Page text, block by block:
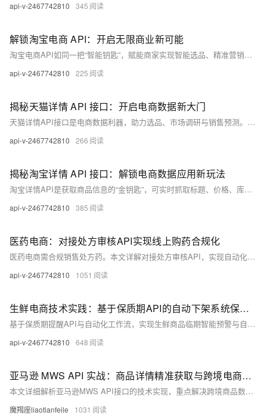
api-v-2467742810 345
解锁淘宝电商 API：开启无限商业新可能
淘宝电商API如同一把“智能钥匙”，赋能商家实现智能选品、精准营销、高效库存管理与深度数据分析。通过实时数据洞察市场趋势，优化运营决策，提升转化率与用户满意度，助力电商企业降本增效，抢占市场先机。
api-v-2467742810 225
揭秘天猫详情 API 接口：开启电商数据新大门
天猫详情API接口是电商数据利器，助力选品、市场调研与销售预测。通过获取商品价格、销量、评价等信息，提升决策效率，赋能企业精准运营，抢占市场先机。
api-v-2467742810 266
揭秘淘宝详情 API 接口：解锁电商数据应用新玩法
淘宝详情API是获取商品信息的“金钥匙”，可实时抓取标题、价格、库存等数据，广泛应用于电商分析、比价网站与智能选品。合法调用，助力精准营销与决策，推动电商高效发展。（238字）
api-v-2467742810 385
医药电商：对接处方审核API实现线上购药合规化
医药电商需合规销售处方药。本文详解对接处方审核API，实现自动化真实性验证、用药合理性审查与全程留痕，满足监管要求。提升审核效率至3秒内，错误率低于0.5%，降低人力成本40%。构建审核闭环，保障安全与体验双赢。（238字）
api-v-2467742810 1051
生鲜电商技术实践：基于保质期API的自动下架系统保障食品安全
基于保质期提醒API与自动化工作流，实现生鲜商品临期智能预警与自动下架。通过设定差异化预警阈值（如蔬菜2天、冷冻品7天），每日扫描数据库并触发下架指令，确保食品安全合规，降低损耗与客诉，提升运营效率。
api-v-2467742810 648
亚马逊 MWS API 实战：商品详情精准获取与跨境电商数据整合方案
本文详细解析亚马逊MWS API接口的技术实现，重点解决跨境商品数据获取中的核心问题。文章首先介绍MWS接口体系的特点，包括多站点数据获取、AWS签名认证等关键环节，并对比普通电商接口的差异。随后深入拆解API调用全流程，提供签名工具类、多站点客户端等可复用代码。针对跨境业务场景，文章还给出数据整合工具实现方案，支持缓存、批量处理等功能。最后通过实战示例展示多站点商品对比和批量选品分析的应用，并附常见问题解决方案。该技术方案可直接应用于跨境选品、价格监控等业务场景，帮助开发者高效获取亚马逊商品数据。
魔羯座liaotianfeile 1031